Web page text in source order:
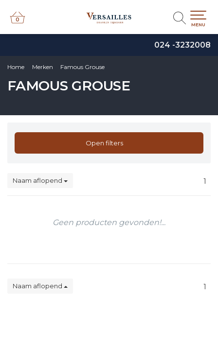
024 -3232008
0
0
MENU
Home Merken Famous Grouse
FAMOUS GROUSE
Open filters
Naam aflopend 1
Geen producten gevonden!...
Naam aflopend 1